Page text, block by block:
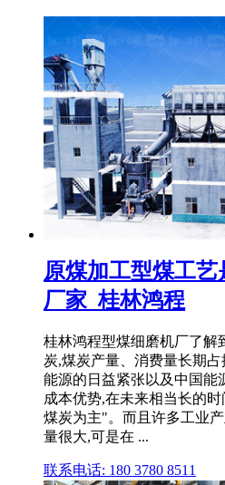
原煤加工型煤工
厂家_桂林鸿程
桂林鸿程型煤细磨机厂了解
炭,煤炭产量、消费量长期
能源的日益紧张以及中国能
成本优势,在未来相当长的
煤炭为主"。而且许多工业
量很大,可是在 ...
联系电话: 180 3780 8511